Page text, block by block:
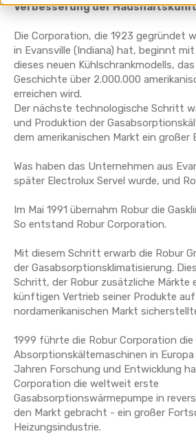
Verbesserung der
Die Corporation, die 1923 gegründet
in Evansville (Indiana) hat, beginnt
dieses neuen Kühlschrankmodells,
Geschichte über 2.000.000
erreichen wird.
Der nächste technologische Schritt
und Produktion der
dem amerikanischen Markt ein großer
Was haben das Unternehmen aus
später Electrolux Servel wurde, und
Im Mai 1991 übernahm Robur die
So entstand Robur Corporation.
Mit diesem Schritt erwarb die Robur
der Gasabsorptionsklimatisierung.
Schritt, der Robur zusätzliche Märkte
künftigen Vertrieb seiner Produkte
nordamerikanischen Markt
1999 führte die Robur Corporation die
Absorptionskältemaschinen in Europa
Jahren Forschung und Entwicklung
Corporation die weltweit erste
Gasabsorptionswärmepumpe in
den Markt gebracht - ein großer
Heizungsindustrie.